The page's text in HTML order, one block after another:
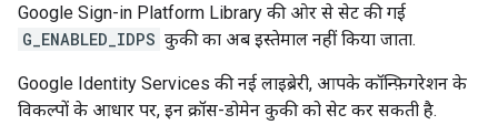
Google Sign-in Platform Library की ओर से सेट की गई
G_ENABLED_IDPS कुकी का अब इस्तेमाल नहीं किया जाता.
Google Identity Services की नई लाइब्रेरी, आपके कॉन्फ़िगरेशन के
विकल्पों के आधार पर, इन क्रॉस-डोमेन कुकी को सेट कर सकती है.